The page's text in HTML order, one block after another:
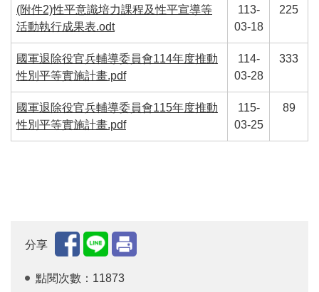
(附件2)性平意識培力課程及性平宣導等
活動執行成果表.odt
113-
03-18
225
國軍退除役官兵輔導委員會114年度推動
性別平等實施計畫.pdf
114-
03-28
333
國軍退除役官兵輔導委員會115年度推動
性別平等實施計畫.pdf
115-
03-25
89
分享
點閱次數：11873